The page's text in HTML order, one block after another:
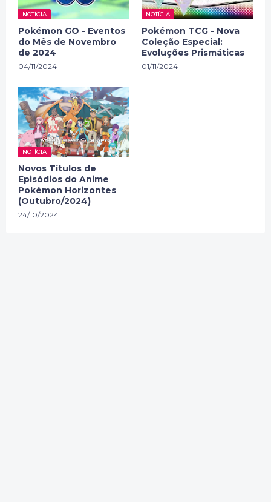
NOTÍCIA
Pokémon GO - Eventos
do Mês de Novembro
de 2024
04/11/2024
NOTÍCIA
Pokémon TCG - Nova
Coleção Especial:
Evoluções Prismáticas
01/11/2024
NOTÍCIA
Novos Títulos de
Episódios do Anime
Pokémon Horizontes
(Outubro/2024)
24/10/2024